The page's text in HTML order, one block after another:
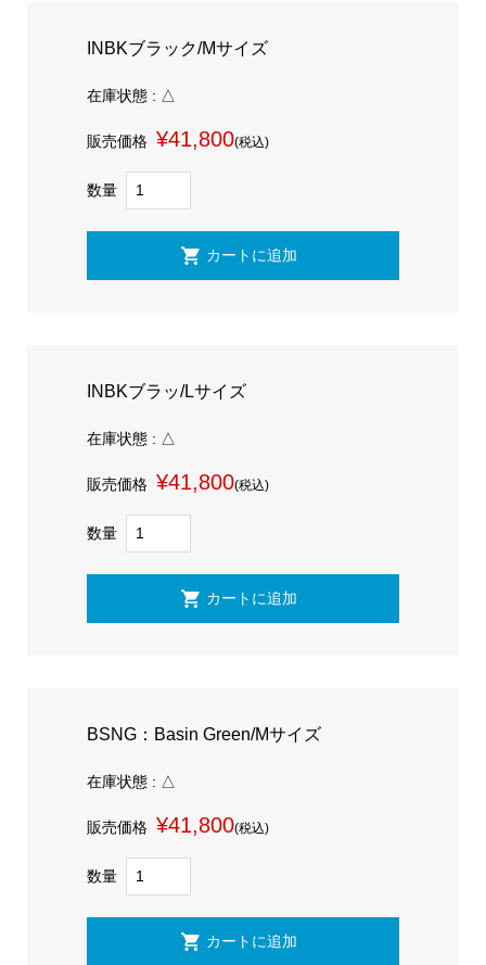
INBKブラック/Mサイズ
在庫状態 : △
販売価格 ¥41,800(税込)
数量
INBKブラッ/Lサイズ
在庫状態 : △
販売価格 ¥41,800(税込)
数量
BSNG：Basin Green/Mサイズ
在庫状態 : △
販売価格 ¥41,800(税込)
数量